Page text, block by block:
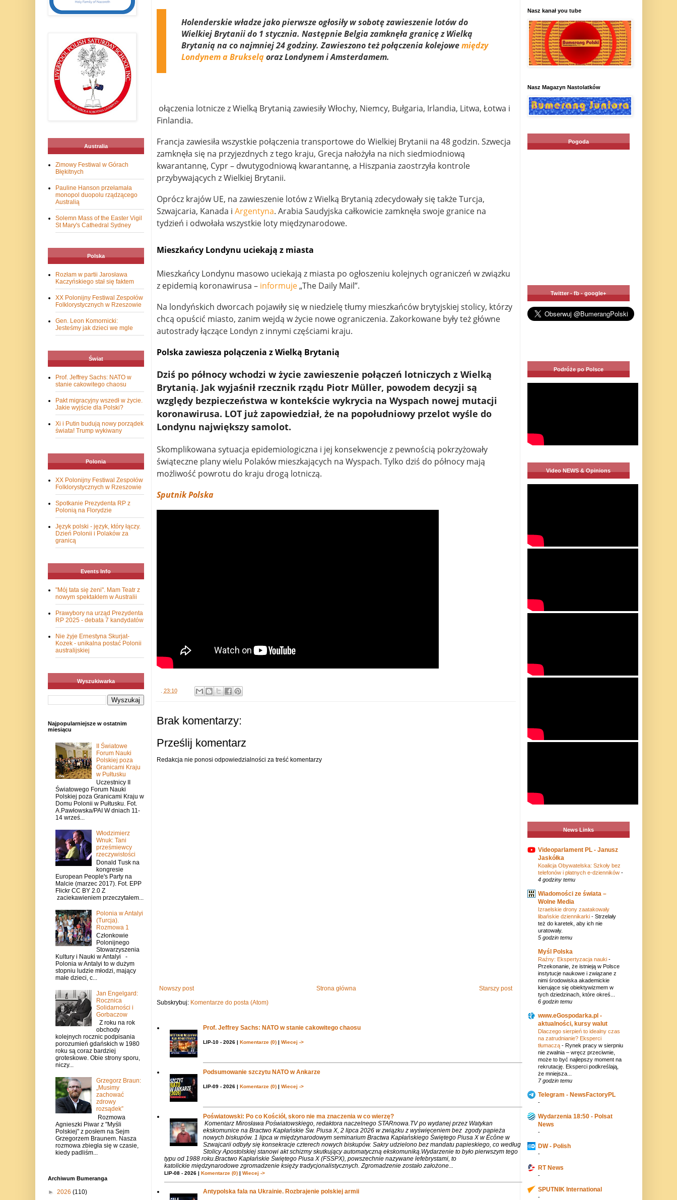
Holenderskie władze jako pierwsze ogłosiły w sobotę zawieszenie lotów do
Wielkiej Brytanii do 1 stycznia. Następnie Belgia zamknęła granicę z Wielką
Brytanią na co najmniej 24 godziny. Zawieszono też połączenia kolejowemiędzy
Londynem a Brukseląoraz Londynem i Amsterdamem.
ołączenia lotnicze z Wielką Brytanią zawiesiły Włochy, Niemcy, Bułgaria, Irlandia, Litwa, Łotwa i
Finlandia.
Francja zawiesiła wszystkie połączenia transportowe do Wielkiej Brytanii na 48 godzin. Szwecja
zamknęła się na przyjezdnych z tego kraju, Grecja nałożyła na nich siedmiodniową
kwarantannę, Cypr – dwutygodniową kwarantannę, a Hiszpania zaostrzyła kontrole
przybywających z Wielkiej Brytanii.
Oprócz krajów UE, na zawieszenie lotów z Wielką Brytanią zdecydowały się także Turcja,
Szwajcaria, Kanada i Argentyna. Arabia Saudyjska całkowicie zamknęła swoje granice na
tydzień i odwołała wszystkie loty międzynarodowe.
Mieszkańcy Londynu uciekają z miasta
Mieszkańcy Londynu masowo uciekają z miasta po ogłoszeniu kolejnych ograniczeń w związku
z epidemią koronawirusa – informuje„The Daily Mail”.
Na londyńskich dworcach pojawiły się w niedzielę tłumy mieszkańców brytyjskiej stolicy, którzy
chcą opuścić miasto, zanim wejdą w życie nowe ograniczenia. Zakorkowane były też główne
autostrady łączące Londyn z innymi częściami kraju.
Polska zawiesza polączenia z Wielką Brytanią
Dziś po północy wchodzi w życie zawieszenie połączeń lotniczych z Wielką
Brytanią. Jak wyjaśnił rzecznik rządu Piotr Müller, powodem decyzji są
względy bezpieczeństwa w kontekście wykrycia na Wyspach nowej mutacji
koronawirusa. LOT już zapowiedział, że na popołudniowy przelot wyśle do
Londynu największy samolot.
Skomplikowana sytuacja epidemiologiczna i jej konsekwencje z pewnością pokrzyżowały
świąteczne plany wielu Polaków mieszkających na Wyspach. Tylko dziś do północy mają
możliwość powrotu do kraju drogą lotniczą.
Sputnik Polska
23:10
Brak komentarzy:
Prześlij komentarz
Redakcja nie ponosi odpowiedzialności za treść komentarzy
Nowszy post Starszy post
Strona główna
Subskrybuj: Komentarze do posta (Atom)
Prof. Jeffrey Sachs: NATO w stanie cakowitego chaosu
LIP-10 - 2026 | Komentarze (0)| Wiecej ->
Podsumowanie szczytu NATO w Ankarze
LIP-09 - 2026 | Komentarze (0)| Wiecej ->
Poświatowski: Po co Kościół, skoro nie ma znaczenia w co wierzę?
Komentarz Mirosława Poświatowskiego, redaktora naczelnego STARnowa.TV po wydanej przez Watykan
ekskomunice na Bractwo Kapłańskie Św. Piusa X, 2 lipca 2026 w związku z wyświęceniem bez zgody papieża
nowych biskupów. 1 lipca w międzynarodowym seminarium Bractwa Kapłańskiego Świętego Piusa X w Écône w
Szwajcarii odbyły się konsekracje czterech nowych biskupów. Sakry udzielono bez mandatu papieskiego, co według
Stolicy Apostolskiej stanowi akt schizmy skutkujący automatyczną ekskomuniką.Wydarzenie to było pierwszym tego
typu od 1988 roku.Bractwo Kapłańskie Świętego Piusa X (FSSPX), powszechnie nazywane lefebrystami, to
katolickie międzynarodowe zgromadzenie księży tradycjonalistycznych. Zgromadzenie zostało założone...
LIP-08 - 2026 | Komentarze (0)| Wiecej ->
Antypolska fala na Ukrainie. Rozbrajenie polskiej armii
Australia
Zimowy Festiwal w Górach
Błękitnych
Pauline Hanson przełamała
monopol duopolu rządzącego
Australią
Solemn Mass of the Easter Vigil
St Mary's Cathedral Sydney
Polska
Rozłam w partii Jarosława
Kaczyńskiego stał się faktem
XX Polonijny Festiwal Zespołów
Folklorystycznych w Rzeszowie
Gen. Leon Komornicki:
Jesteśmy jak dzieci we mgle
Świat
Prof. Jeffrey Sachs: NATO w
stanie cakowitego chaosu
Pakt migracyjny wszedł w życie.
Jakie wyjście dla Polski?
Xi i Putin budują nowy porządek
świata! Trump wykiwany
Polonia
XX Polonijny Festiwal Zespołów
Folklorystycznych w Rzeszowie
Spotkanie Prezydenta RP z
Polonią na Florydzie
Język polski - język, który łączy.
Dzień Polonii i Polaków za
granicą
Events Info
"Mój tata się żeni". Mam Teatr z
nowym spektaklem w Australii
Prawybory na urząd Prezydenta
RP 2025 - debata 7 kandydatów
Nie żyje Ernestyna Skurjat-
Kozek - unikalna postać Polonii
australijskiej
Wyszukiwarka
Najpopularniejsze w ostatnim
miesiącu
II Światowe
Forum Nauki
Polskiej poza
Granicami Kraju
w Pułtusku
Uczestnicy II
Światowego Forum Nauki
Polskiej poza Granicami Kraju w
Domu Polonii w Pułtusku. Fot.
A.Pawłowska/PAI W dniach 11-
14 wrześ...
Włodzimierz
Wnuk: Tani
prześmiewcy
rzeczywistości
Donald Tusk na
kongresie
European People's Party na
Malcie (marzec 2017). Fot. EPP
Flickr CC BY 2.0 Z
zaciekawieniem przeczytałem...
Polonia w Antalyi
(Turcja).
Rozmowa 1
Członkowie
Polonijnego
Stowarzyszenia
Kultury i Nauki w Antalyi -
Polonia w Antalyi to w dużym
stopniu ludzie młodzi, mający
małe dzieci, c...
Jan Engelgard:
Rocznica
Solidarności i
Gorbaczow
Z roku na rok
obchody
kolejnych rocznic podpisania
porozumień gdańskich w 1980
roku są coraz bardziej
groteskowe. Obie strony sporu,
niczy...
Grzegorz Braun:
„Musimy
zachować
zdrowy
rozsądek”
Rozmowa
Agnieszki Piwar z "Myśli
Polskiej" z posłem na Sejm
Grzegorzem Braunem. Nasza
rozmowa zbiegła się w czasie,
kiedy padliśm...
Archiwum Bumeranga
► 2026 (110)
Nasz kanał you tube
Nasz Magazyn Nastolatków
Pogoda
Twitter - fb - google+
Podróże po Polsce
Video NEWS & Opinions
News Links
Videoparlament PL - Janusz
Jaskółka
Koalicja Obywatelska: Szkoły bez
telefonów i płatnych e-dzienników -
4 godziny temu
Wiadomości ze świata –
Wolne Media
Izraelskie drony zaatakowały
libańskie dziennikarki - Strzelały
też do karetek, aby ich nie
uratowały.
5 godzin temu
Myśl Polska
Raźny: Ekspertyzacja nauki -
Przekonanie, że istnieją w Polsce
instytucje naukowe i związane z
nimi środowiska akademickie
kierujące się obiektywizmem w
tych dziedzinach, które okreś...
6 godzin temu
www.eGospodarka.pl -
aktualności, kursy walut
Dlaczego sierpień to idealny czas
na zatrudnianie? Eksperci
tłumaczą - Rynek pracy w sierpniu
nie zwalnia – wręcz przeciwnie,
może to być najlepszy moment na
rekrutację. Eksperci podkreślają,
że mniejsza...
7 godzin temu
Telegram - NewsFactoryPL
-
Wydarzenia 18:50 - Polsat
News
-
DW - Polish
-
RT News
-
SPUTNIK International
-